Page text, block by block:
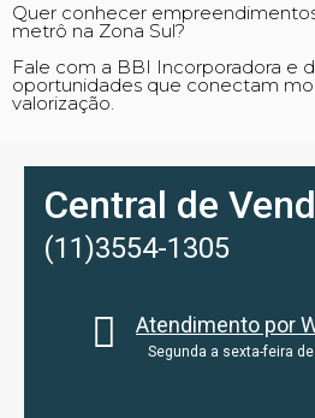
Quer conhecer
metrô na Zona Sul?
Fale com a BBI Incorporadora e
oportunidades que conectam
valorização.
Central de
(11)3554-1305
Atendimento por
Segunda a sexta-feira